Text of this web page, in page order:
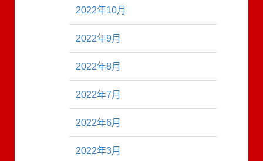
2022年10月
2022年9月
2022年8月
2022年7月
2022年6月
2022年3月